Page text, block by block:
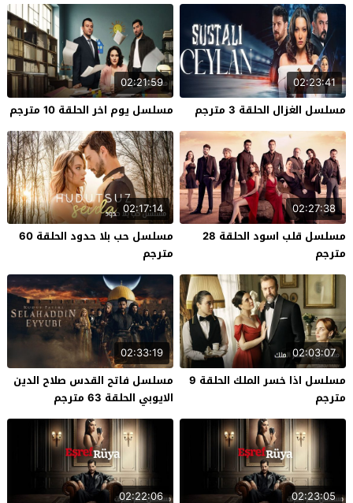
02:23:41
مسلسل الغزال الحلقة 3 مترجم
02:21:59
مسلسل يوم اخر الحلقة 10 مترجم
02:27:38
مسلسل قلب اسود الحلقة 28
مترجم
02:17:14
مسلسل حب بلا حدود الحلقة 60
مترجم
02:03:07
مسلسل اذا خسر الملك الحلقة 9
مترجم
02:33:19
مسلسل فاتح القدس صلاح الدين
الايوبي الحلقة 63 مترجم
02:23:05
02:22:06